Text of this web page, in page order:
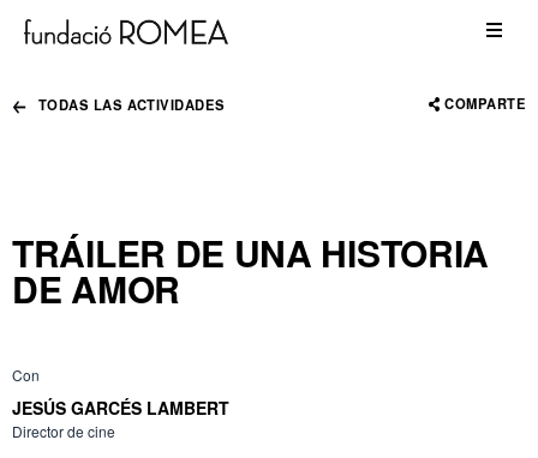
TODAS LAS ACTIVIDADES COMPARTE
TRÁILER DE UNA HISTORIA
DE AMOR
Con
JESÚS GARCÉS LAMBERT
Director de cine